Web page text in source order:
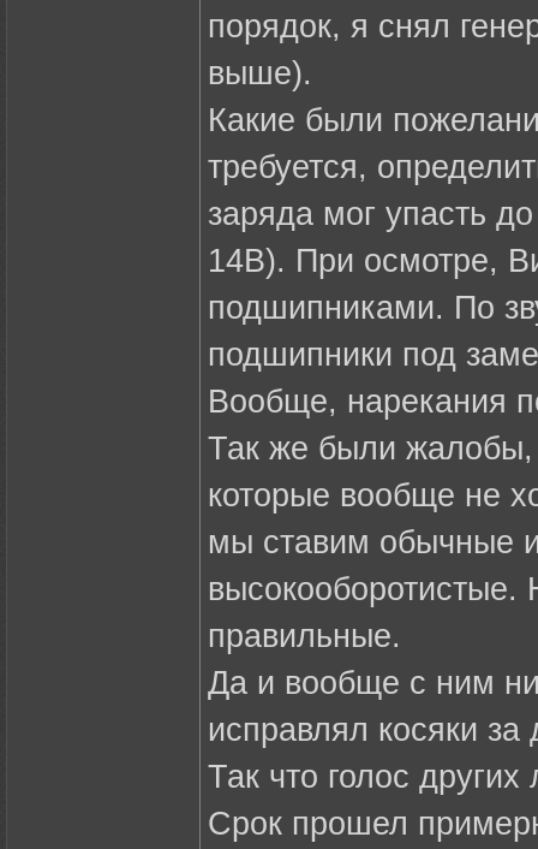
порядок, я снял
выше).
Какие были
требуется,
заряда мог упасть
14В). При осмотре,
подшипниками. По
подшипники под
Вообще, нарекания
Так же были жалобы,
которые вообще не
мы ставим обычные
высокооборотистые.
правильные.
Да и вообще с ним
исправлял косяки
Так что голос
Срок прошел